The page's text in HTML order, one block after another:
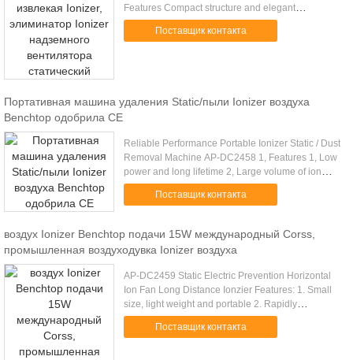
Features Compact structure and elegant
appearance Large volume of ion generating and
fast speed of static removing High, ....
Поставщик контакта
Портативная машина удаления Static/пыли Ionizer воздуха
Benchtop одобрила CE
Reliable Performance Portable Ionizer Static / Dust
Removal Machine AP-DC2458 1, Features 1, Low
power and long lifetime 2, Large volume of ion
generating and fast speed of static removing 3,
Stepless ...Поставщик контакта
воздух Ionizer Benchtop подачи 15W международный Corss,
промышленная воздуходувка Ionizer воздуха
AP-DC2459 Static Electric Prevention Horizontal
Ion Fan Long Distance Ionzier Features: 1. Small
size, light weight and portable 2. Rapidly
neutralizes static charges 3. Variable speed fan
with wide range of .....
Поставщик контакта